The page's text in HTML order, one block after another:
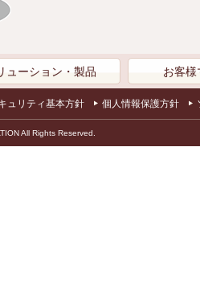
ューション・製品 お客様
ュリティ基本方針 個人情報保護方針
All Rights Reserved.